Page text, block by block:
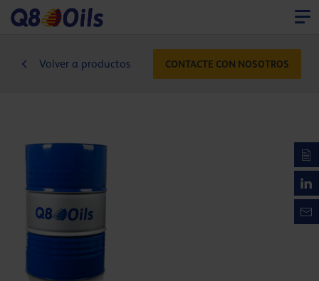
Volver a productos CONTACTE CON NOSOTROS